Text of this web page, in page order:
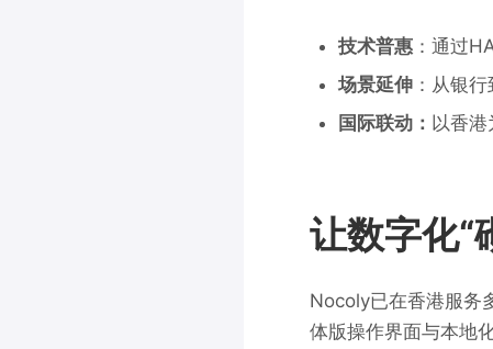
技术普惠：通过
场景延伸：从银行
国际联动： 以香港
让数字化“
Nocoly已在香港服务
体版操作界面与本地